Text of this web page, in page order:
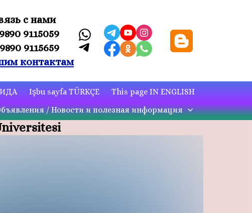
с нами
9115059
9115659
контактам
Işbu sayfa TÜRKÇE
This page IN ENGLISH
/ Новости и полезная информация